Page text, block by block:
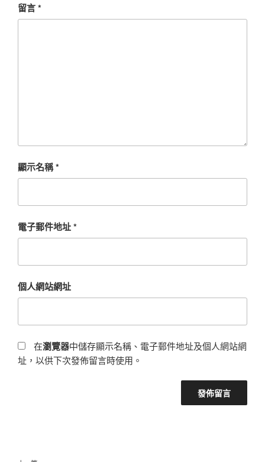
留言*
顯示名稱*
電子郵件地址*
個人網站網址
在瀏覽器中儲存顯示名稱、電子郵件地址及個人網站網
址，以供下次發佈留言時使用。
文